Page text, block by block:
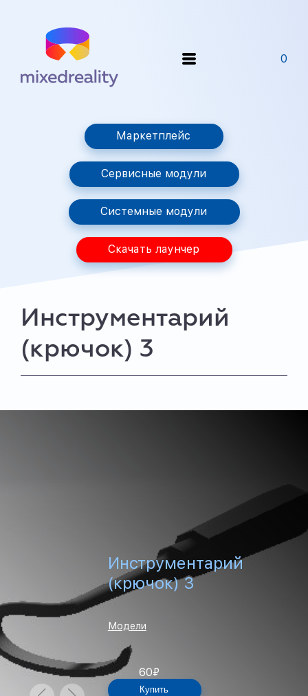
0
Маркетплейс
Сервисные модули
Системные модули
Скачать лаунчер
Инструментарий
(крючок) 3
Инструментарий
(крючок) 3
Модели
60₽
Купить